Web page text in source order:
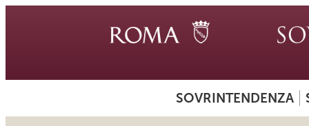
SOVRINTENDENZA